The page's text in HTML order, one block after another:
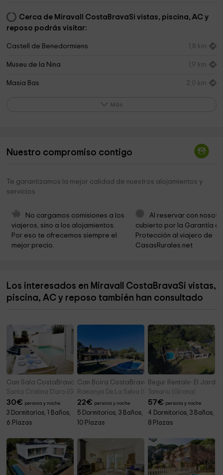
Cerca de Miravall CostaBravaSi vistas, piscina, AC y
reposo podrás visitar:
Castell de Benedormiens 1,8 km
Museu de la Nina 1,9 km
Masia Bas 2,0 km
Ayuntamiento Castell Platja D Aro
El Gran Museu de la Màgia 3,7 km
Parròquia de Sant Joan de Vilartagues
Ayuntamiento De Sant Feliu De Guixols
Ayuntamiento de Calonge
callCarlos 4,6 km
Casa Irla - Fundació Josep Irla 5,1 km
Ayuntamiento De Sant Feliu De Guixols
Más
Nuestro compromiso contigo
Te garantizamos la mejor calidad de nuestros alojamientos y
servicios
No cargamos comisiones a los
viajeros, sino a los alojamientos.
Por eso te ofrecemos siempre el
mejor precio.
Al reservar con
cubierto por la Garantía
Protección al viajero de
CasasRurales.net
Los interesados en Miravall CostaBravaSi vistas,
piscina, AC y reposo también han consultado
Can Sala CostaBravaSi- Piscina, terraza, barbacoa
Santa Cristina D'aro (Girona)
30€ persona y noche
3 Dormitorios, 1 Baños,
6 Plazas
Can Boira CostaBravaSi- Piscina, A/C, BBQ,
Romanya De La Selva (Girona)
22€ persona y noche
5 Dormitorios, 3 Baños,
10 Plazas
Begur Rentals- El Jardí
Tamariu (Girona)
57€ persona y noche
4 Dormitorios, 3 Baños,
8 Plazas